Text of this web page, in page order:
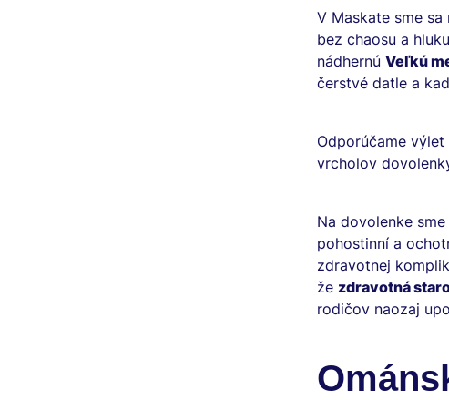
V Maskate sme
bez chaosu a
nádhernú Veľkú
čerstvé datle a
Odporúčame
vrcholov
Na dovolenke sme
pohostinní a
zdravotnej
že zdravotná
rodičov naozaj